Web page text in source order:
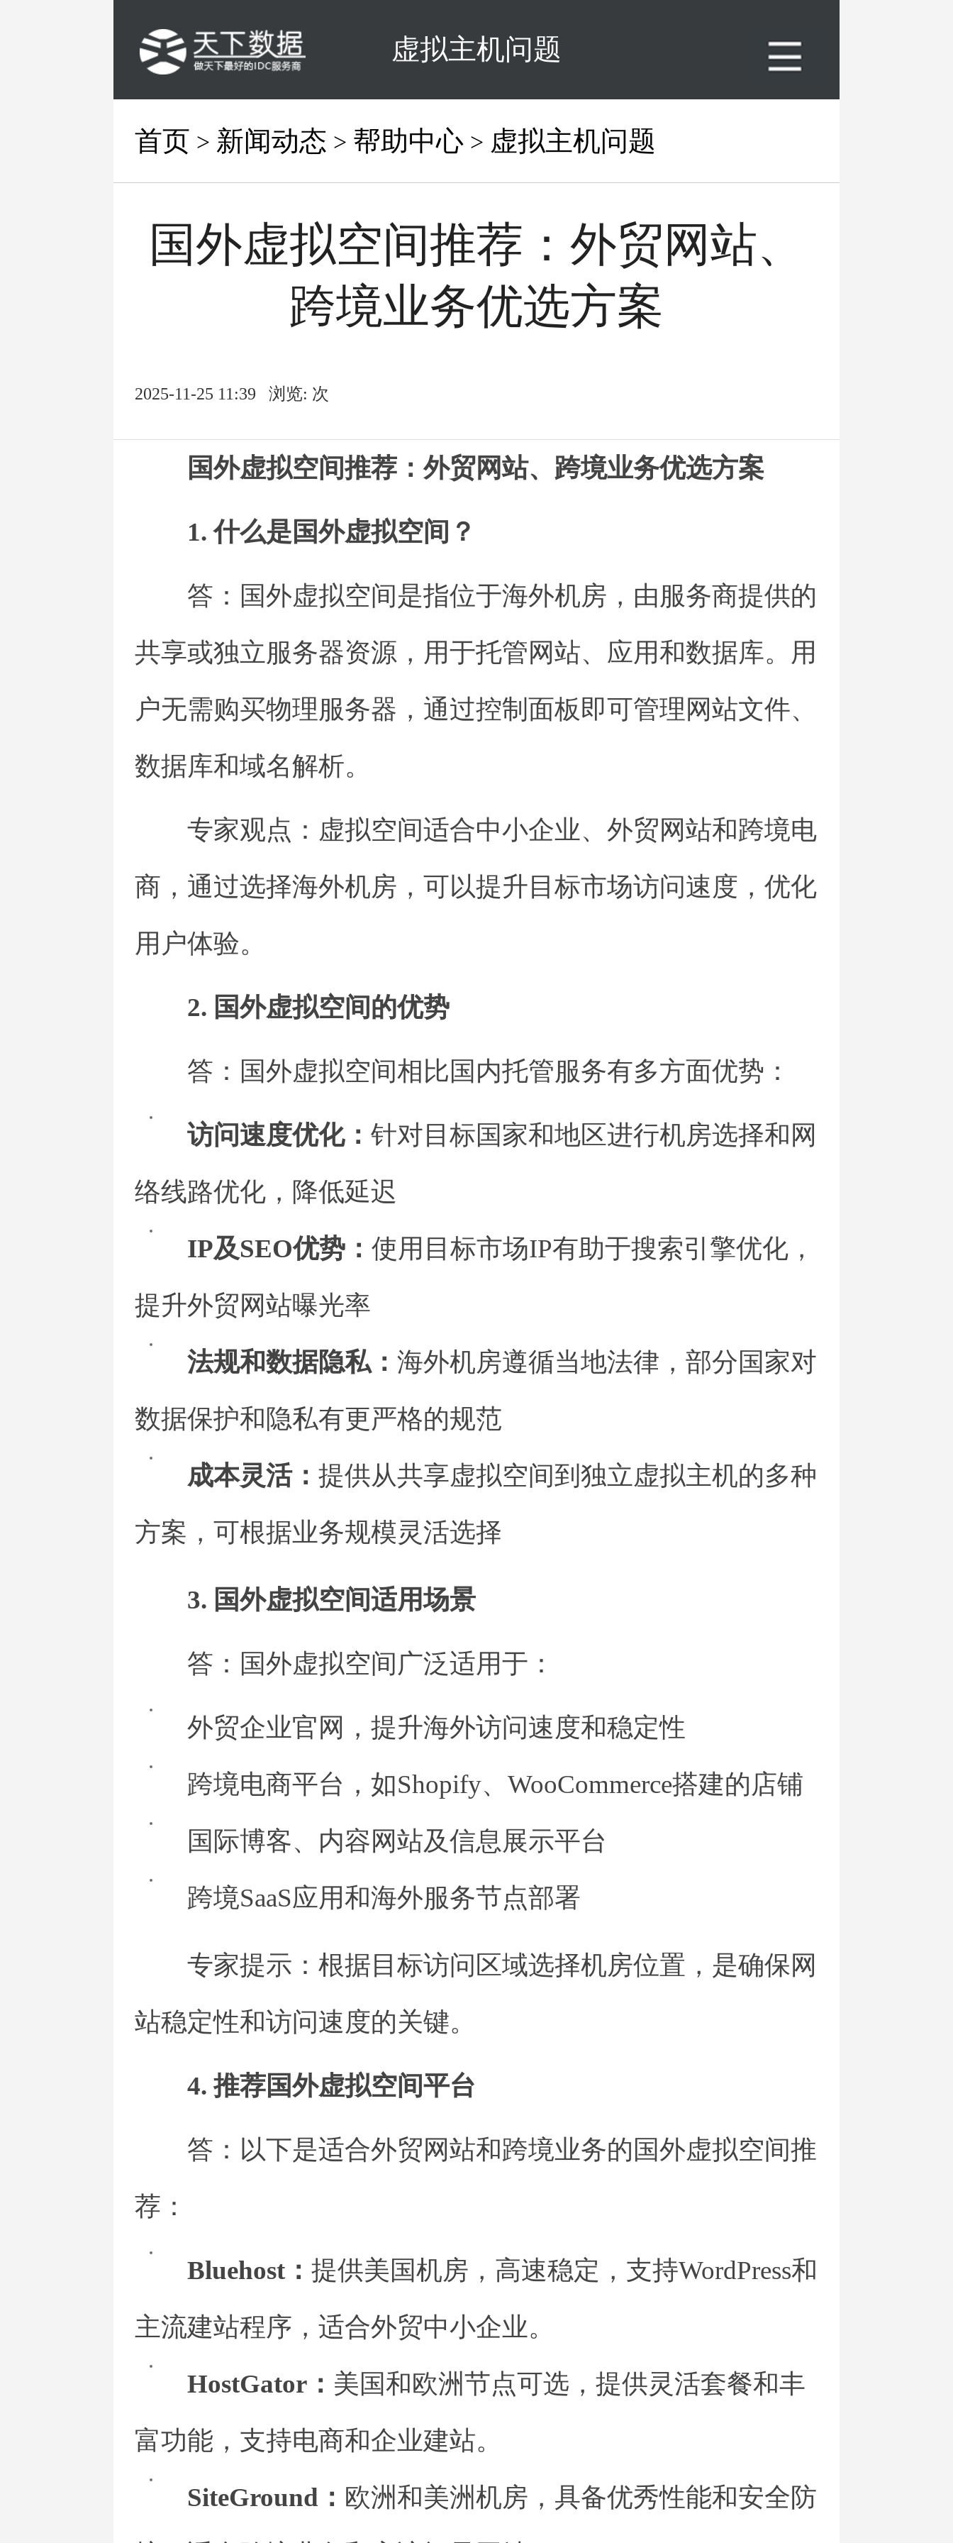
虚拟主机问题
首页 > 新闻动态 > 帮助中心 > 虚拟主机问题
国外虚拟空间推荐：外贸网站、
跨境业务优选方案
2025-11-25 11:39 浏览: 次
国外虚拟空间推荐：外贸网站、跨境业务优选方案
1. 什么是国外虚拟空间？
答：国外虚拟空间是指位于海外机房，由服务商提供的
共享或独立服务器资源，用于托管网站、应用和数据库。用
户无需购买物理服务器，通过控制面板即可管理网站文件、
数据库和域名解析。
专家观点：虚拟空间适合中小企业、外贸网站和跨境电
商，通过选择海外机房，可以提升目标市场访问速度，优化
用户体验。
2. 国外虚拟空间的优势
答：国外虚拟空间相比国内托管服务有多方面优势：
访问速度优化： 针对目标国家和地区进行机房选择和网
络线路优化，降低延迟
IP及SEO优势： 使用目标市场IP有助于搜索引擎优化，
提升外贸网站曝光率
法规和数据隐私： 海外机房遵循当地法律，部分国家对
数据保护和隐私有更严格的规范
成本灵活： 提供从共享虚拟空间到独立虚拟主机的多种
方案，可根据业务规模灵活选择
3. 国外虚拟空间适用场景
答：国外虚拟空间广泛适用于：
外贸企业官网，提升海外访问速度和稳定性
跨境电商平台，如Shopify、WooCommerce搭建的店铺
国际博客、内容网站及信息展示平台
跨境SaaS应用和海外服务节点部署
专家提示：根据目标访问区域选择机房位置，是确保网
站稳定性和访问速度的关键。
4. 推荐国外虚拟空间平台
答：以下是适合外贸网站和跨境业务的国外虚拟空间推
荐：
Bluehost： 提供美国机房，高速稳定，支持WordPress和
主流建站程序，适合外贸中小企业。
HostGator： 美国和欧洲节点可选，提供灵活套餐和丰
富功能，支持电商和企业建站。
SiteGround： 欧洲和美洲机房，具备优秀性能和安全防